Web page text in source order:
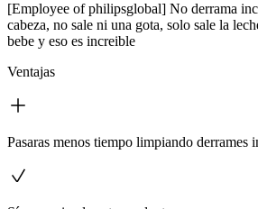
[Employee of philipsglobal] No derrama
cabeza, no sale ni una gota, solo sale la
bebe y eso es increible
Ventajas
Pasaras menos tiempo limpiando derrames